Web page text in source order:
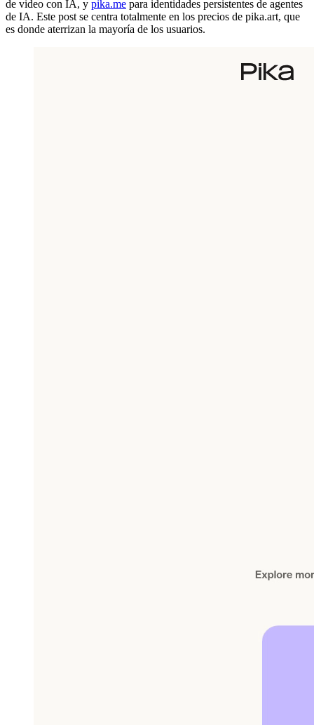
de video con IA, y pika.me para identidades persistentes de agentes
de IA. Este post se centra totalmente en los precios de pika.art, que
es donde aterrizan la mayoría de los usuarios.